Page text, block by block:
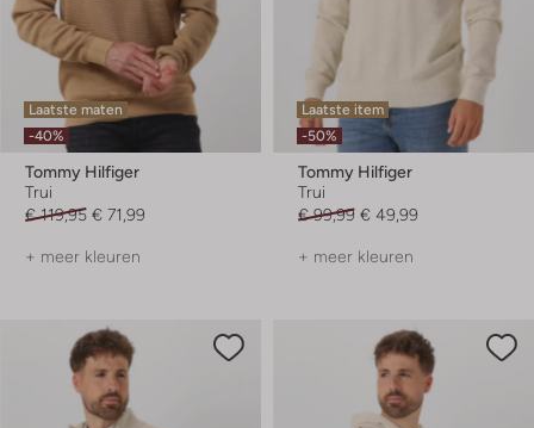
Laatste maten
-40%
Tommy Hilfiger
Trui
€ 119,95 € 71,99
+ meer kleuren
Laatste item
-50%
Tommy Hilfiger
Trui
€ 99,99 € 49,99
+ meer kleuren